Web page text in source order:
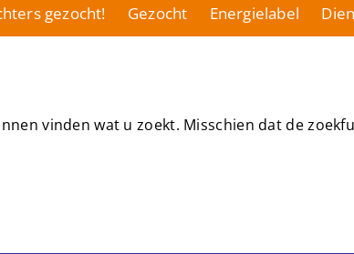
gezocht! Gezocht Energielabel
vinden wat u zoekt. Misschien dat de